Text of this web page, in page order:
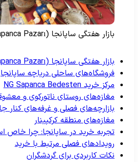
بازار هفتگی ساپانجا (Sapanca Pazarı)
بازار هفتگی ساپانجا (Sapanca Pazarı)
فروشگاه‌های ساحلی دریاچه ساپانجا
مرکز خرید NG Sapanca Bedesten
مغازه‌های روستای ناتورکوی و
بازارچه‌های فصلی و غرفه‌های کنار
مغازه‌های منطقه کرکپینار
تجربه خرید در ساپانجا: چرا خاص
رویدادهای فصلی مرتبط با خرید
نکات کاربردی برای گردشگران